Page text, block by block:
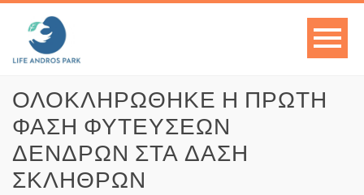
ΟΛΟΚΛΗΡΏΘΗΚΕ Η ΠΡΏΤΗ
ΦΆΣΗ ΦΥΤΕΎΣΕΩΝ
ΔΈΝΔΡΩΝ ΣΤΑ ΔΆΣΗ
ΣΚΛΉΘΡΩΝ